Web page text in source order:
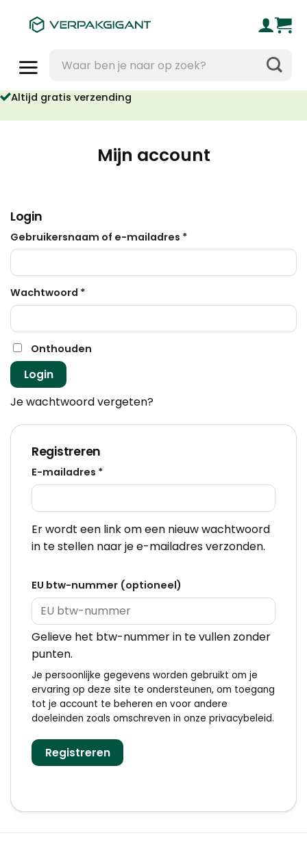
naar:
Altijd gratis verzending
Mijn account
Login
Gebruikersnaam of e-mailadres *Vereist
Wachtwoord *Vereist
Onthouden
Login
Je wachtwoord vergeten?
Registreren
E-mailadres *Vereist
Er wordt een link om een nieuw wachtwoord
in te stellen naar je e-mailadres verzonden.
EU btw-nummer (optioneel)
Gelieve het btw-nummer in te vullen zonder
punten.
Je persoonlijke gegevens worden gebruikt om je
ervaring op deze site te ondersteunen, om toegang
tot je account te beheren en voor andere
doeleinden zoals omschreven in onze privacybeleid.
Registreren